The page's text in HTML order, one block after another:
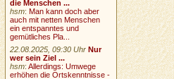
die Menschen ...
hsm:Man kann doch aber
auch mit netten Menschen
ein entspanntes und
gemütliches Pla...
22.08.2025, 09:30 Uhr Nur
wer sein Ziel ...
hsm:Allerdings: Umwege
erhöhen die Ortskenntnisse -